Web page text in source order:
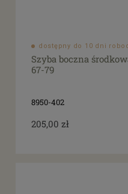
dostępny do 10 dni
Szyba boczna
67-79
8950-402
205,00 zł